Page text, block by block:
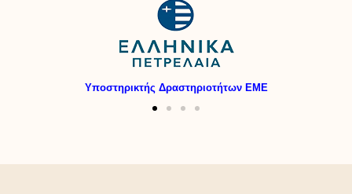
Υποστηρικτής Δραστηριοτήτων ΕΜΕ